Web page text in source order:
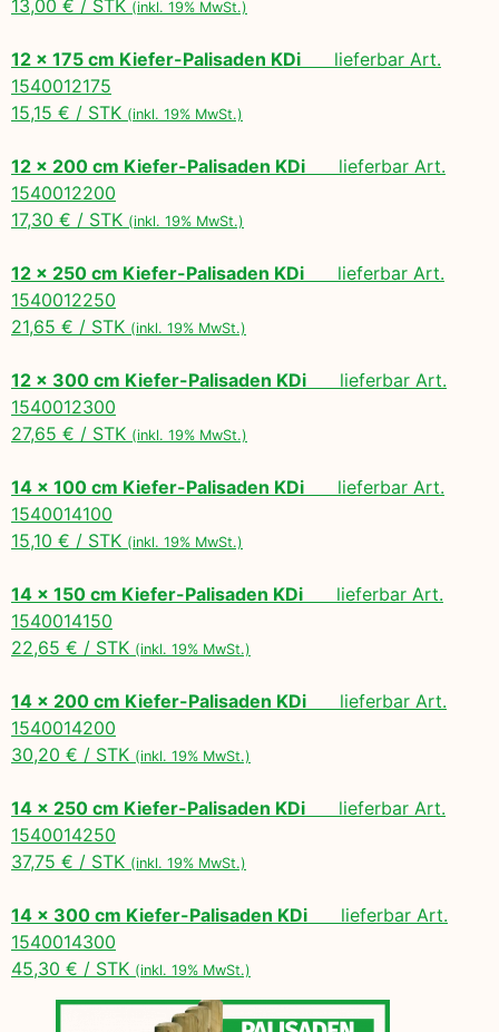
13,00 € / STK (inkl. 19% MwSt.)
12 x 175 cm Kiefer-Palisaden KDi lieferbar Art.
1540012175
15,15 € / STK (inkl. 19% MwSt.)
12 x 200 cm Kiefer-Palisaden KDi lieferbar Art.
1540012200
17,30 € / STK (inkl. 19% MwSt.)
12 x 250 cm Kiefer-Palisaden KDi lieferbar Art.
1540012250
21,65 € / STK (inkl. 19% MwSt.)
12 x 300 cm Kiefer-Palisaden KDi lieferbar Art.
1540012300
27,65 € / STK (inkl. 19% MwSt.)
14 x 100 cm Kiefer-Palisaden KDi lieferbar Art.
1540014100
15,10 € / STK (inkl. 19% MwSt.)
14 x 150 cm Kiefer-Palisaden KDi lieferbar Art.
1540014150
22,65 € / STK (inkl. 19% MwSt.)
14 x 200 cm Kiefer-Palisaden KDi lieferbar Art.
1540014200
30,20 € / STK (inkl. 19% MwSt.)
14 x 250 cm Kiefer-Palisaden KDi lieferbar Art.
1540014250
37,75 € / STK (inkl. 19% MwSt.)
14 x 300 cm Kiefer-Palisaden KDi lieferbar Art.
1540014300
45,30 € / STK (inkl. 19% MwSt.)